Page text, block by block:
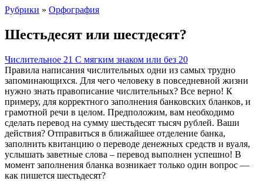
Рубрики » Орфография
Шестьдесят или шестдесят?
Числительное 21 С мягким знаком или без 20
Правила написания числительных одни из самых трудно
запоминающихся. Для чего человеку в повседневной жизни
нужно знать правописание числительных? Все верно! К
примеру, для корректного заполнения банковских бланков, и
грамотной речи в целом. Предположим, вам необходимо
сделать перевод на сумму шестьдесят тысяч рублей. Ваши
действия? Отправиться в ближайшее отделение банка,
заполнить квитанцию о переводе денежных средств и вуаля,
услышать заветные слова – перевод выполнен успешно! В
момент заполнения бланка возникает только один вопрос —
как пишется шестьдесят?